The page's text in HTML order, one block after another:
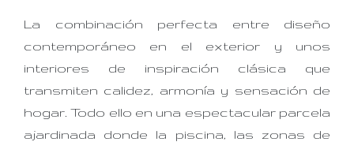
La combinación perfecta entre diseño
contemporáneo en el exterior y unos
interiores de inspiración clásica que
transmiten calidez, armonía y sensación de
hogar. Todo ello en una espectacular parcela
ajardinada donde la piscina, las zonas de